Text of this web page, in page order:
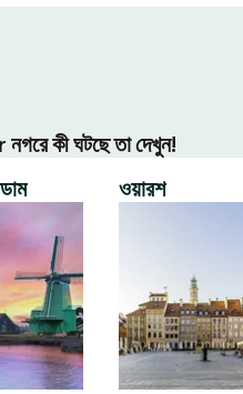
কী ঘটছে তা দেখুন!
ওয়ারশ